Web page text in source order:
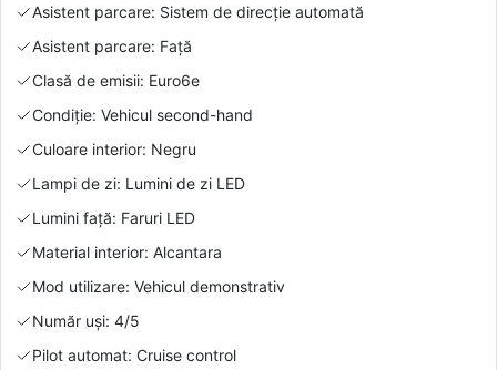
Asistent parcare: Sistem de direcție automată
Asistent parcare: Față
Clasă de emisii: Euro6e
Condiție: Vehicul second-hand
Culoare interior: Negru
Lampi de zi: Lumini de zi LED
Lumini față: Faruri LED
Material interior: Alcantara
Mod utilizare: Vehicul demonstrativ
Număr uși: 4/5
Pilot automat: Cruise control